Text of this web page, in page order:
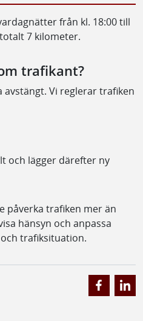
från kl. 18:00 till
7 kilometer.
trafikant?
Vi reglerar trafiken
och lägger därefter ny
påverka trafiken mer än
hänsyn och anpassa
trafiksituation.